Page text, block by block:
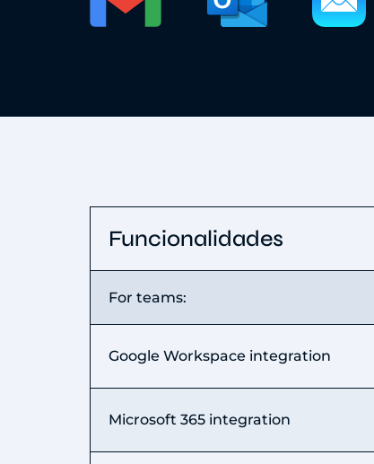
Funcionalidades
For teams:
Google Workspace integration
Microsoft 365 integration